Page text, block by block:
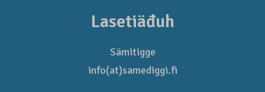
Lasetiäđuh
Sämitigge
info(at)samediggi.fi